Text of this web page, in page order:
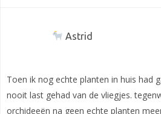
Astrid
Toen ik nog echte planten in huis had
nooit last gehad van de vliegjes.
orchideeën na geen echte planten